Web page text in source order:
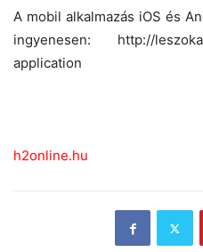
A mobil alkalmazás iOS és
ingyenesen: http://
application
h2online.hu